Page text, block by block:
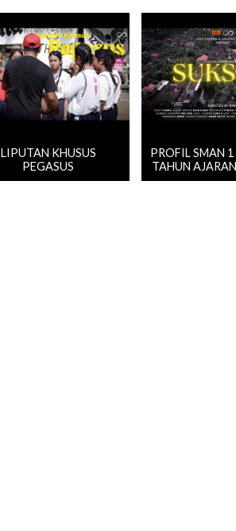
LIPUTAN KHUSUS
PEGASUS
PROFIL SMAN
TAHUN